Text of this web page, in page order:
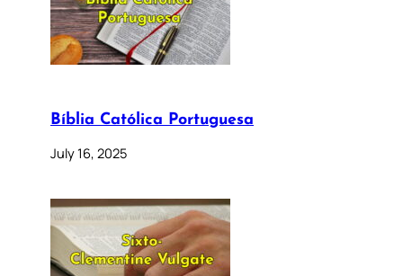
Bíblia Católica Portuguesa
July 16, 2025